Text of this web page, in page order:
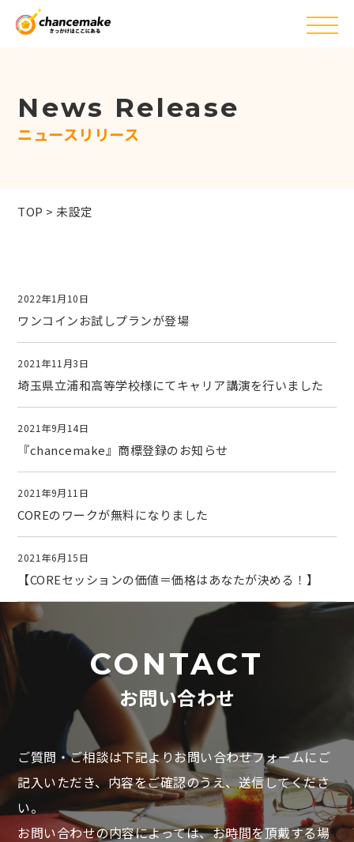
News Release
ニュースリリース
TOP > 未設定
2022年1月10日
ワンコインお試しプランが登場
2021年11月3日
埼玉県立浦和高等学校様にてキャリア講演を行いました
2021年9月14日
『chancemake』商標登録のお知らせ
2021年9月11日
COREのワークが無料になりました
2021年6月15日
【COREセッションの価値＝価格はあなたが決める！】
CONTACT
お問い合わせ
ご質問・ご相談は下記よりお問い合わせフォームにご
記入いただき、内容をご確認のうえ、送信してくださ
い。
お問い合わせの内容によっては、お時間を頂戴する場